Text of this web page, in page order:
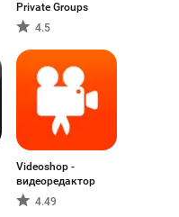
Private Groups
4.5
Videoshop -
видеоредактор
4.49